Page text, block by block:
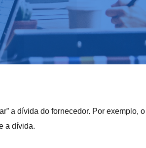
a dívida do fornecedor. Por exemplo,
a dívida.